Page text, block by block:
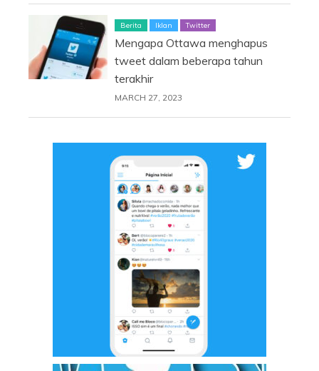
Berita Iklan Twitter
Mengapa Ottawa menghapus
tweet dalam beberapa tahun
terakhir
MARCH 27, 2023